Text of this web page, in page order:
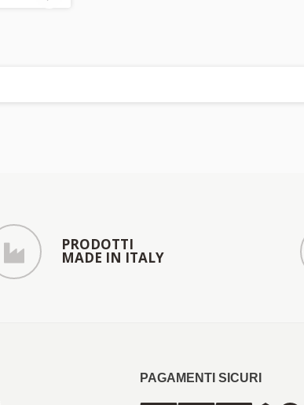
PRODOTTI
MADE IN ITALY
PAGAMENTI SICURI